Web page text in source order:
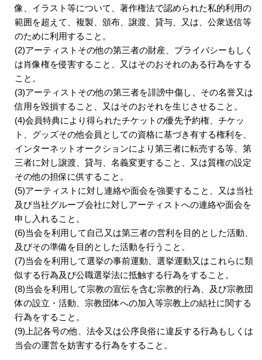
像、イラスト等について、著作権法で認められた私的利用の
範囲を超えて、複製、頒布、譲渡、貸与、又は、公衆送信等
のために利用すること。
(2)アーティストその他の第三者の財産、プライバシーもしく
は肖像権を侵害すること、又はそのおそれのある行為をする
こと。
(3)アーティストその他の第三者を誹謗中傷し、その名誉又は
信用を毀損すること、又はそのおそれを生じさせること。
(4)会員特典により得られたチケットの優先予約権、チケッ
ト、グッズその他会員としての資格に基づき有する権利を、
インターネットオークションにより第三者に転売する等、第
三者に対し譲渡、貸与、名義変更すること、又は質権の設定
その他の担保に供すること。
(5)アーティストに対し連絡や面会を強要すること、又は当社
及び当社グループ会社に対しアーティストへの連絡や面会を
申し入れること。
(6)当会を利用して自己又は第三者の営利を目的とした活動、
及びその準備を目的とした活動を行うこと。
(7)当会を利用して選挙の事前運動、選挙運動又はこれらに類
似する行為及び公職選挙法に抵触する行為をすること。
(8)当会を利用して宗教の宣伝を含む宗教的行為、及び宗教団
体の設立・活動、宗教団体への加入等宗教上の結社に関する
行為をすること。
(9)上記各号の他、法令又は公序良俗に違反する行為もしくは
当会の運営を妨害する行為をすること。